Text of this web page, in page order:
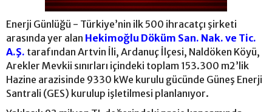
Enerji Günlüğü - Türkiye’nin ilk 500 ihracatçı şirketi
arasında yer alan Hekimoğlu Döküm San. Nak. ve Tic.
A.Ş. tarafından Artvin İli, Ardanuç İlçesi, Naldöken Köyü,
Arekler Mevkii sınırları içindeki toplam 153.300 m2’lik
Hazine arazisinde 9330 kWe kurulu gücünde Güneş Enerji
Santrali (GES) kurulup işletilmesi planlanıyor.